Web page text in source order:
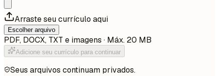
Arraste seu currículo aqui
Escolher arquivo
PDF, DOCX, TXT e imagens · Máx. 20 MB
Adicione seu currículo para continuar
Seus arquivos continuam privados.